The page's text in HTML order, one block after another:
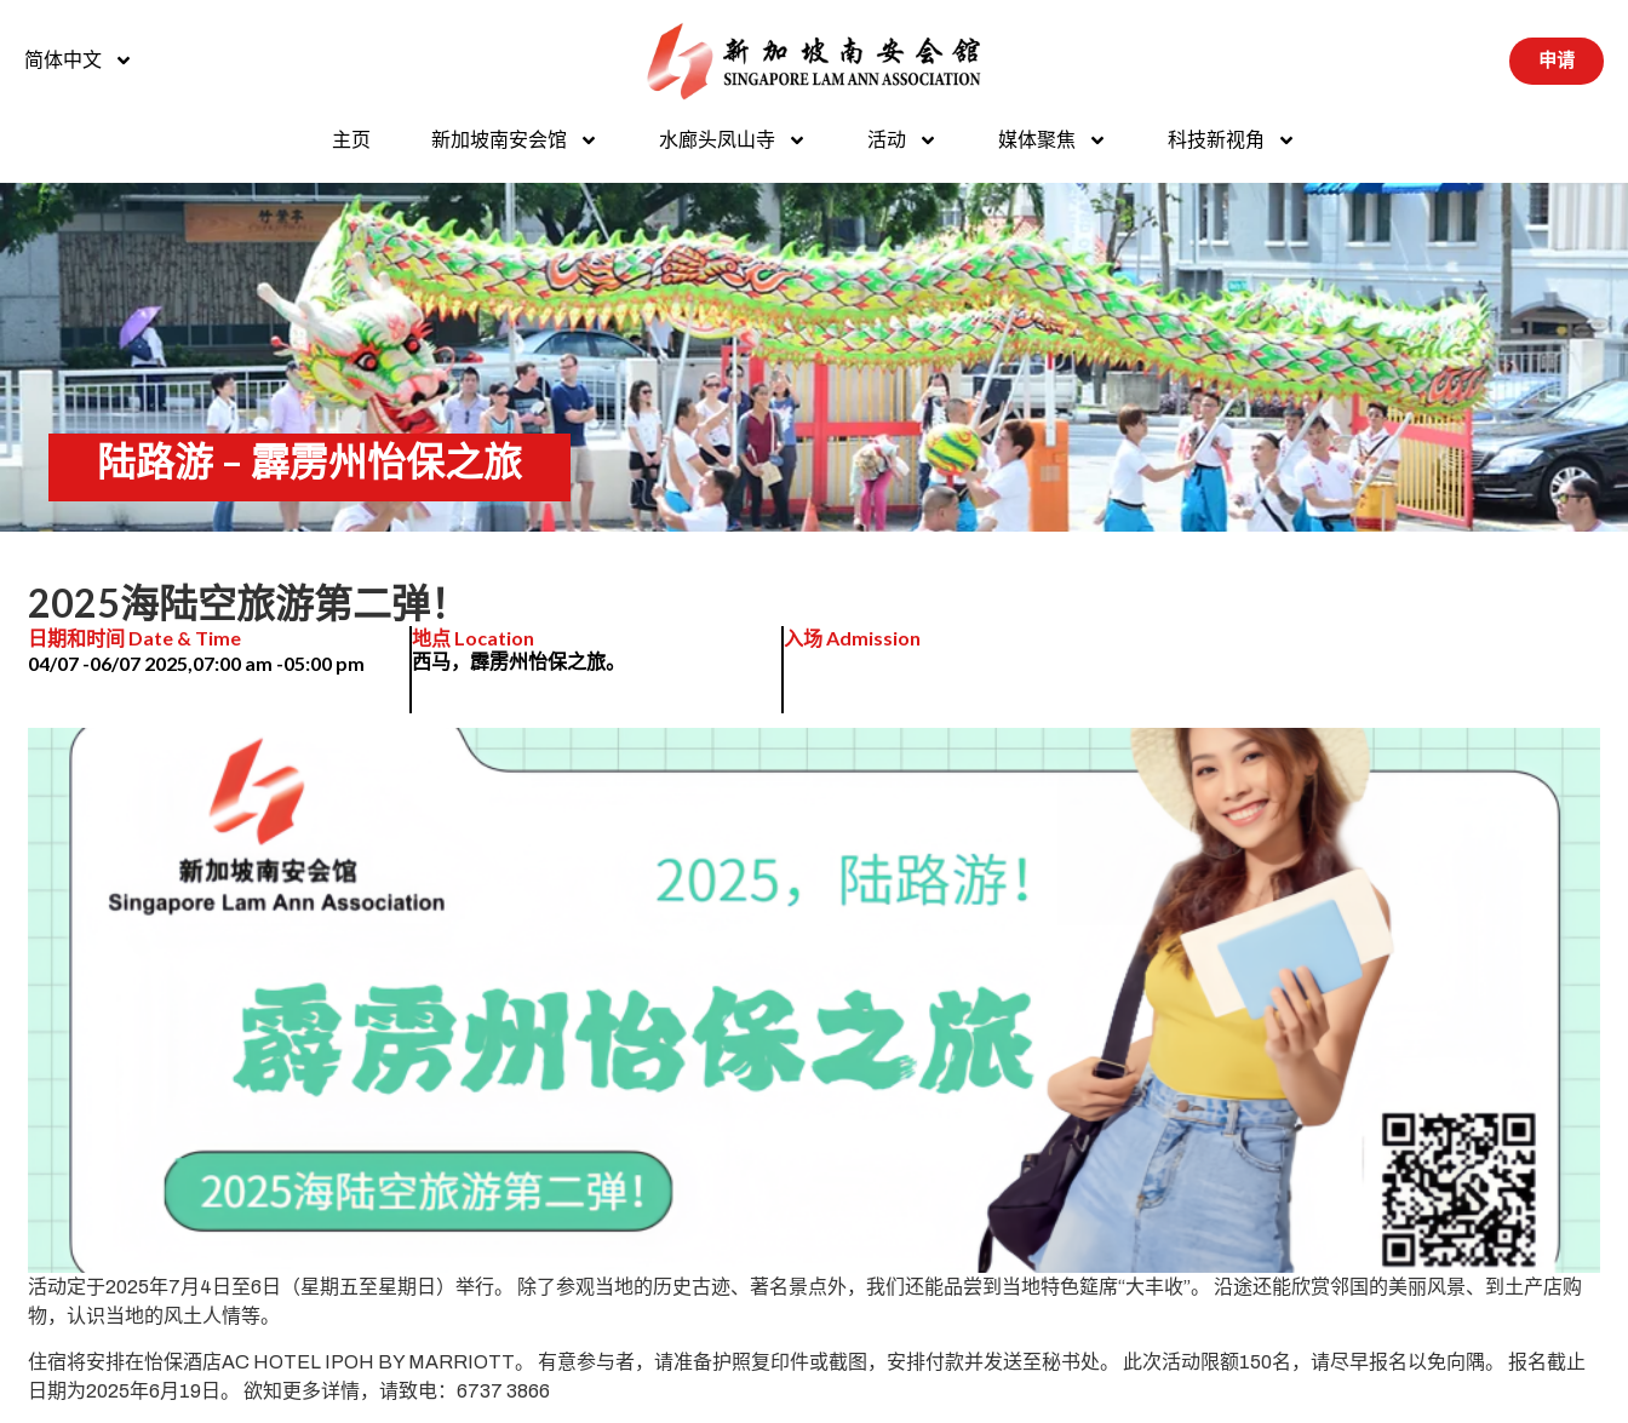
简体中文 申请
主页 新加坡南安会馆 水廊头凤山寺 活动 媒体聚焦 科技新视角
陆路游 – 霹雳州怡保之旅
2025海陆空旅游第二弹！
日期和时间 Date & Time
04/07 -06/07 2025, 07:00 am -05:00 pm
地点 Location
西马，霹雳州怡保之旅。
入场 Admission
活动定于2025年7月4日至6日（星期五至星期日）举行。 除了参观当地的历史古迹、著名景点外，我们还能品尝到当地特色筵席“大丰收”。 沿途还能欣赏邻国的美丽风景、到土产店购
物，认识当地的风土人情等。
住宿将安排在怡保酒店AC HOTEL IPOH BY MARRIOTT。 有意参与者，请准备护照复印件或截图，安排付款并发送至秘书处。 此次活动限额150名，请尽早报名以免向隅。 报名截止
日期为2025年6月19日。 欲知更多详情，请致电：6737 3866